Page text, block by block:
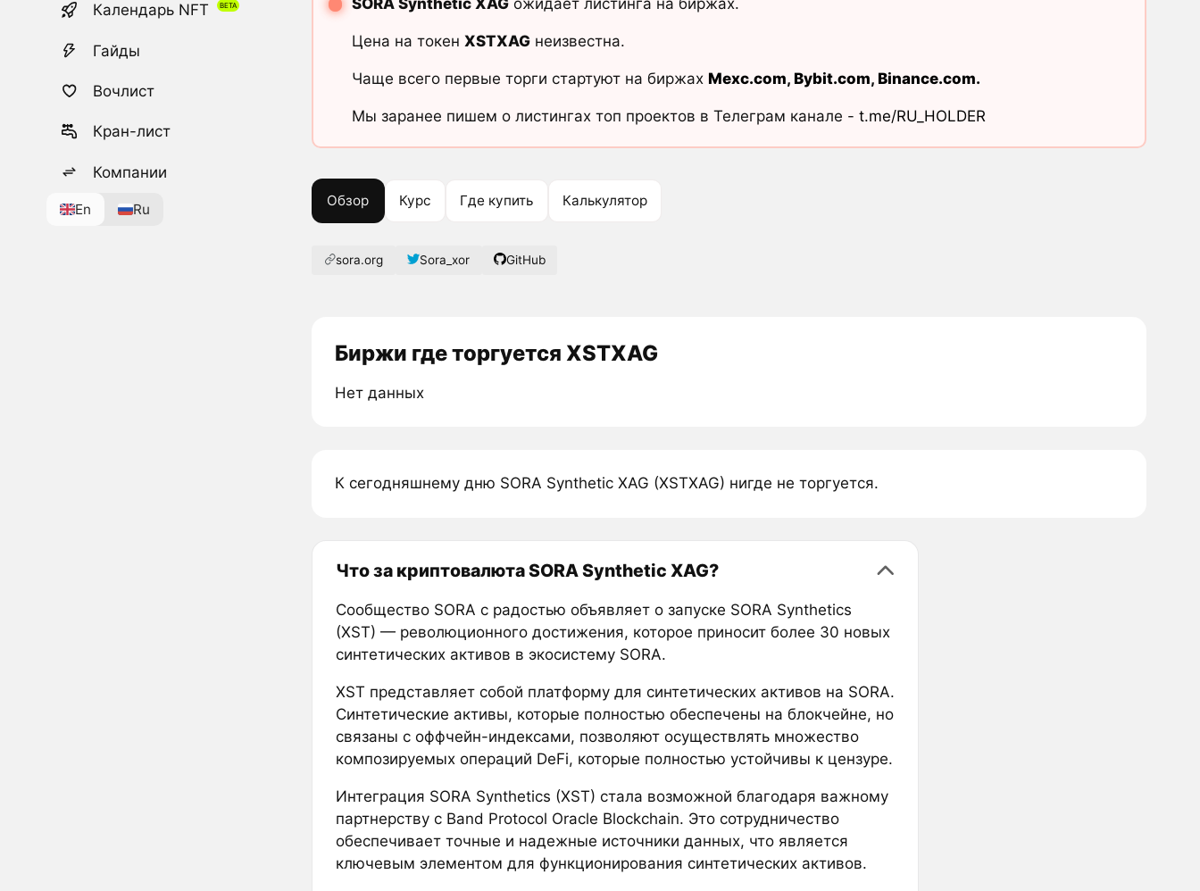
Календарь NFT
Гайды
Вочлист
Кран-лист
Компании
En Ru
SORA Synthetic XAGожидает листинга на биржах.
Цена на токен XSTXAGнеизвестна.
Чаще всего первые торги стартуют на биржах Mexc.com, Bybit.com, Binance.com.
Мы заранее пишем о листингах топ проектов в Телеграм канале - t.me/RU_HOLDER
Обзор Курс Где купить Калькулятор
sora.org Sora_xor GitHub
Биржи где торгуется XSTXAG
Нет данных
К сегодняшнему дню SORA Synthetic XAG (XSTXAG) нигде не торгуется.
Что за криптовалюта SORA Synthetic XAG?
Сообщество SORA с радостью объявляет о запуске SORA Synthetics
(XST) — революционного достижения, которое приносит более 30 новых
синтетических активов в экосистему SORA.
XST представляет собой платформу для синтетических активов на SORA.
Синтетические активы, которые полностью обеспечены на блокчейне, но
связаны с оффчейн-индексами, позволяют осуществлять множество
композируемых операций DeFi, которые полностью устойчивы к цензуре.
Интеграция SORA Synthetics (XST) стала возможной благодаря важному
партнерству с Band Protocol Oracle Blockchain. Это сотрудничество
обеспечивает точные и надежные источники данных, что является
ключевым элементом для функционирования синтетических активов.